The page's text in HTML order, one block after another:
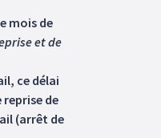
mois de
et de
ce délai
de
(arrêt de